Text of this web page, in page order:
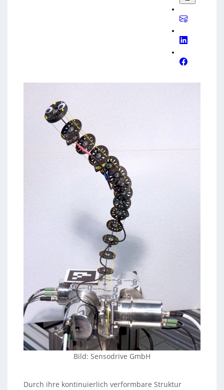
Bild: Sensodrive GmbH
Durch ihre kontinuierlich verformbare Struktur